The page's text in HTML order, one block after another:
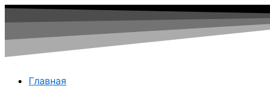
Главная